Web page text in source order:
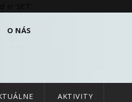
O NÁS
AKTIVITY